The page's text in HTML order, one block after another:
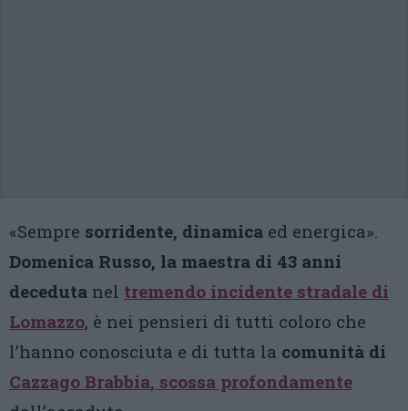
«Sempre sorridente, dinamica ed energica».
Domenica Russo, la maestra di 43 anni
deceduta nel tremendo incidente stradale di
Lomazzo, è nei pensieri di tutti coloro che
l’hanno conosciuta e di tutta la comunità di
Cazzago Brabbia, scossa profondamente